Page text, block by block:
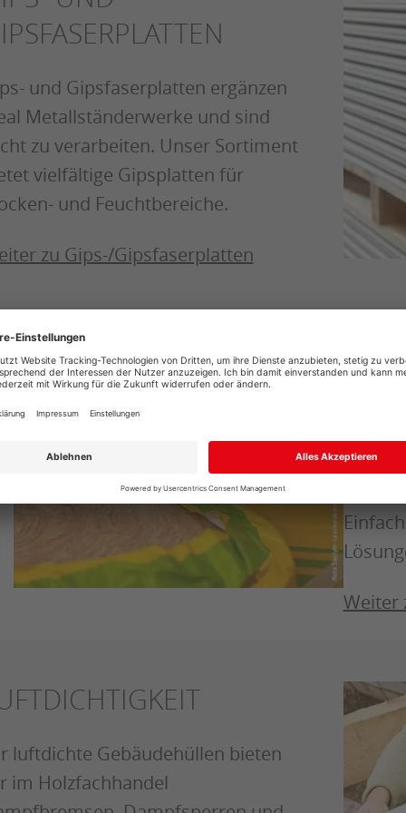
und Gipsfaserplatten ergänzen
Metallständerwerke und sind
zu verarbeiten. Unser Sortiment
vielfältige Gipsplatten für
und Feuchtbereiche.
zu Gips-/Gipsfaserplatten
Bei
an
Weiter
luftdichte Gebäudehüllen bieten
im Holzfachhandel